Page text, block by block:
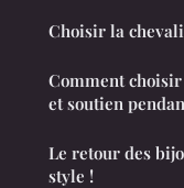
Choisir la
Comment
et soutien
Le retour des
style !